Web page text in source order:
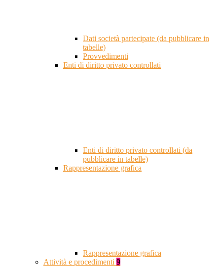
Dati società partecipate (da pubblicare in
tabelle)
Provvedimenti
Enti di diritto privato controllati
Enti di diritto privato controllati (da
pubblicare in tabelle)
Rappresentazione grafica
Rappresentazione grafica
Attività e procedimenti 9